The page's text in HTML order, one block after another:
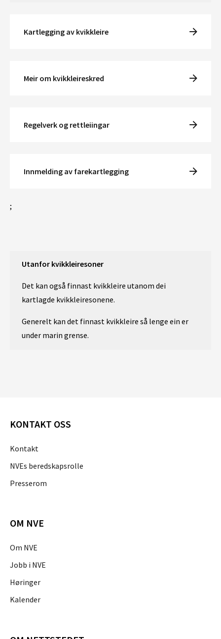
Kartlegging av kvikkleire
Meir om kvikkleireskred
Regelverk og rettleiingar
Innmelding av farekartlegging
;
Utanfor kvikkleiresoner
Det kan også finnast kvikkleire utanom dei
kartlagde kvikkleiresonene.
Generelt kan det finnast kvikkleire så lenge ein er
under marin grense.
KONTAKT OSS
Kontakt
NVEs beredskapsrolle
Presserom
OM NVE
Om NVE
Jobb i NVE
Høringer
Kalender